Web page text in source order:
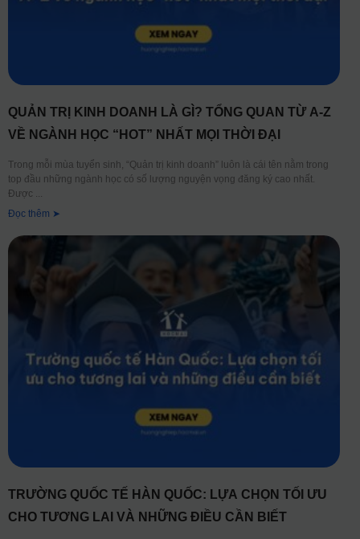
QUẢN TRỊ KINH DOANH LÀ GÌ? TỔNG QUAN TỪ A-Z
VỀ NGÀNH HỌC “HOT” NHẤT MỌI THỜI ĐẠI
Trong mỗi mùa tuyển sinh, “Quản trị kinh doanh” luôn là cái tên nằm trong
top đầu những ngành học có số lượng nguyện vọng đăng ký cao nhất.
Được
Đọc thêm ➤
TRƯỜNG QUỐC TẾ HÀN QUỐC: LỰA CHỌN TỐI ƯU
CHO TƯƠNG LAI VÀ NHỮNG ĐIỀU CẦN BIẾT